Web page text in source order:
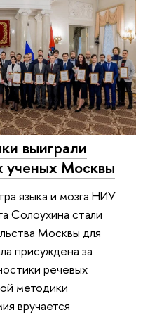
выиграли
Москвы
языка и мозга НИУ
Солоухина стали
Москвы для
присуждена за
речевых
методики
вручается